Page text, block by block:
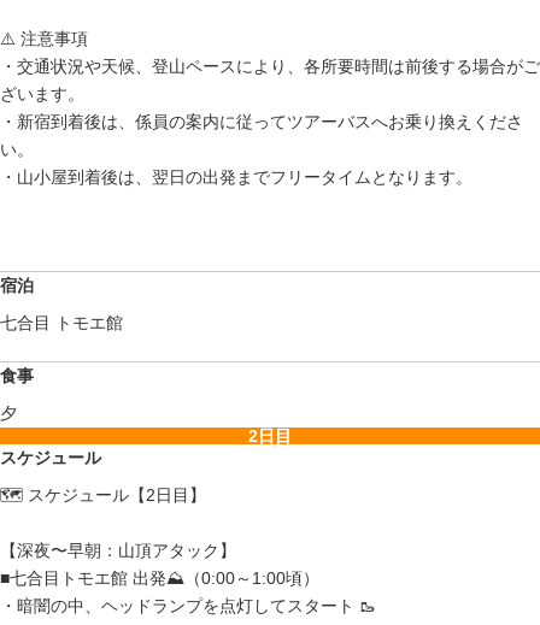
⚠️ 注意事項
・交通状況や天候、登山ペースにより、各所要時間は前後する場合がご
ざいます。
・新宿到着後は、係員の案内に従ってツアーバスへお乗り換えくださ
い。
・山小屋到着後は、翌日の出発までフリータイムとなります。
宿泊
七合目 トモエ館
食事
夕
2日目
スケジュール
🗺️ スケジュール【2日目】
【深夜〜早朝：山頂アタック】
■七合目トモエ館 出発⛰️（0:00～1:00頃）
・暗闇の中、ヘッドランプを点灯してスタート 🥾